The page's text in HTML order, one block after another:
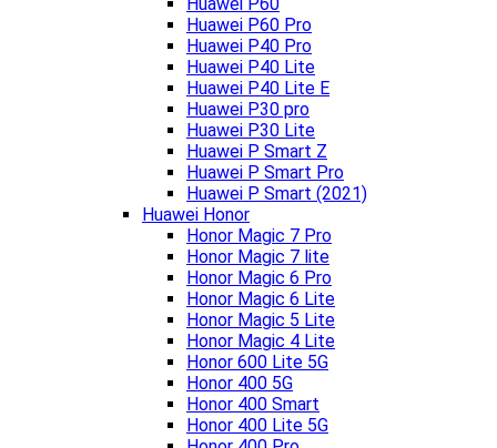
Huawei P60
Huawei P60 Pro
Huawei P40 Pro
Huawei P40 Lite
Huawei P40 Lite E
Huawei P30 pro
Huawei P30 Lite
Huawei P Smart Z
Huawei P Smart Pro
Huawei P Smart (2021)
Huawei Honor
Honor Magic 7 Pro
Honor Magic 7 lite
Honor Magic 6 Pro
Honor Magic 6 Lite
Honor Magic 5 Lite
Honor Magic 4 Lite
Honor 600 Lite 5G
Honor 400 5G
Honor 400 Smart
Honor 400 Lite 5G